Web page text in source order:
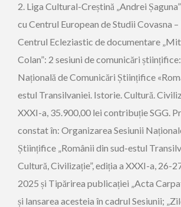
2. Liga Cultural-Creștină „Andrei
cu Centrul European de Studii Covasna
Centrul Ecleziastic de documentare
Colan”: 2 sesiuni de comunicări științifice:
Națională de Comunicări Științifice
estul Transilvaniei. Istorie. Cultură.
XXXI-a, 35.900,00 lei contribuție SGG.
constat în: Organizarea Sesiunii
Științifice „Românii din sud-estul
Cultură, Civilizație”, ediția a XXXI-a, 26-
2025 și Tipărirea publicației „Acta
și lansarea acesteia în cadrul Sesiunii;